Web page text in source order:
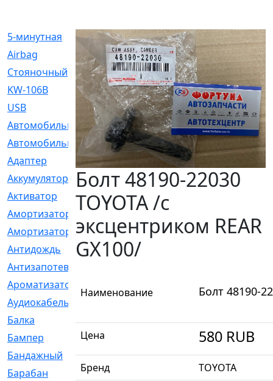
5-минутная
[1]
Airbag
[18]
Cтояночный
[1]
KW-106B
[0]
USB
[6]
Автомобильное
[6]
Автомобильный
[6]
Адаптер
[3]
Аккумулятор
[2]
Активатор
[1]
Амортизатор
[608]
Амортизаторы
[21]
Антидождь
[1]
Антизапотеватель
Ароматизатор
Аудиокабель
Балка
[58]
Бампер
Бандажный
[6]
Барабан
Болт 48190-22030
TOYOTA /с
эксцентриком REAR
GX100/
Наименование Болт 48190-
Цена 580 RUB
Бренд
TOYOTA